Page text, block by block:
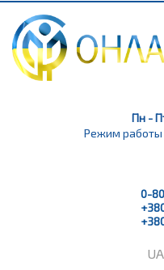
Пн -
Режим работы
0-
UA